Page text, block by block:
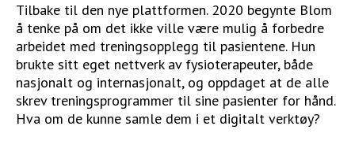
Tilbake til den nye plattformen. 2020 begynte Blom
å tenke på om det ikke ville være mulig å forbedre
arbeidet med treningsopplegg til pasientene. Hun
brukte sitt eget nettverk av fysioterapeuter, både
nasjonalt og internasjonalt, og oppdaget at de alle
skrev treningsprogrammer til sine pasienter for hånd.
Hva om de kunne samle dem i et digitalt verktøy?